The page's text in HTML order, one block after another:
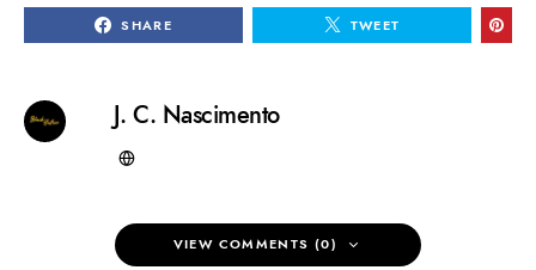
SHARE TWEET
J. C. Nascimento
VIEW COMMENTS (0)